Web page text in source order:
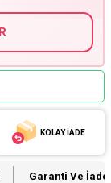
KOLAY İADE
Garanti Ve İade